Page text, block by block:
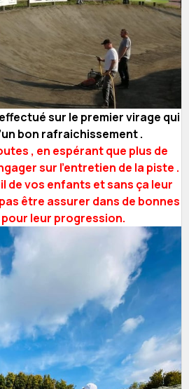
sur le premier virage qui
bon rafraichissement .
, en espérant que plus de
sur l’entretien de la piste .
de vos enfants et sans ça leur
être assurer dans de bonnes
leur progression.